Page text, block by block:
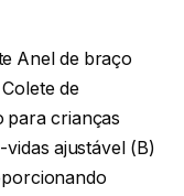
Anel de braço
de
para crianças
vidas ajustável (B)